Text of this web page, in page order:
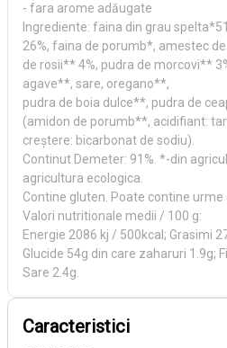
- fara arome adăugate
Ingrediente: faina din grau
26%, faina de porumb*, amestec
de rosii** 4%, pudra de morcovi**
agave**, sare, oregano**,
pudra de boia dulce**, pudra de
(amidon de porumb**, acidifiant:
creștere: bicarbonat de sodiu).
Continut Demeter: 91%. *-din
agricultura ecologica.
Contine gluten. Poate contine urme
Valori nutritionale medii / 100 g:
Energie 2086 kj / 500kcal; Grasimi
Glucide 54g din care zaharuri 1.9g;
Sare 2.4g.
Caracteristici